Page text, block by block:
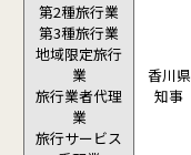
第2種旅行業
第3種旅行業
地域限定旅行
業
旅行業者代理
業
旅行サービス
香川県
知事